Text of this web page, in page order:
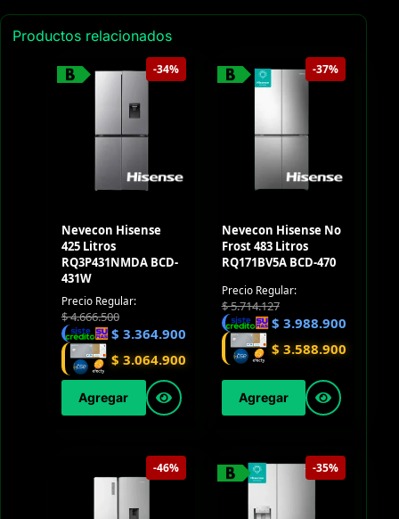
Productos relacionados
-34%
Nevecon Hisense
425 Litros
RQ3P431NMDA BCD-
431W
Precio Regular:
$4.666.500
$ 3.364.900
$ 3.064.900
Agregar
-37%
Nevecon Hisense No
Frost 483 Litros
RQ171BV5A BCD-470
Precio Regular:
$5.714.127
$ 3.988.900
$ 3.588.900
Agregar
-46% -35%